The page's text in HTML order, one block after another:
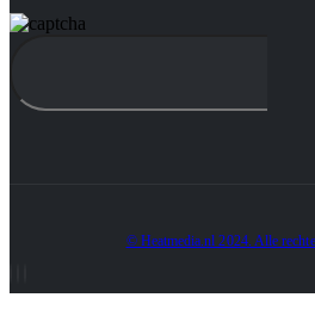
© Heatmedia.nl 2024. Alle